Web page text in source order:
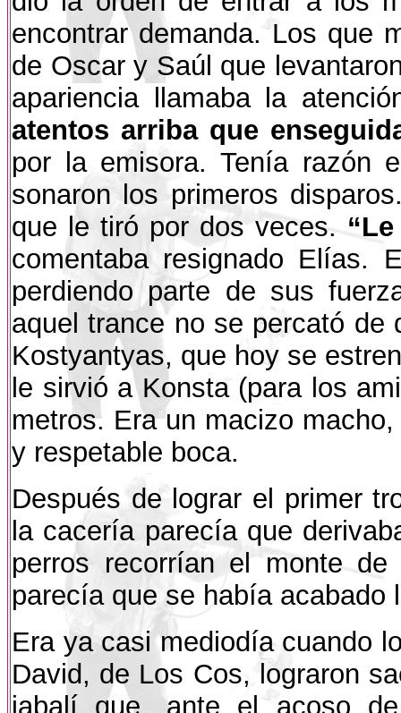
encontrar demanda. Los que
de Oscar y Saúl que
apariencia llamaba la
atentos arriba que
por la emisora. Tenía razón
sonaron los primeros
que le tiró por dos veces.
comentaba resignado Elías.
perdiendo parte de sus
aquel trance no se percató de
Kostyantyas, que hoy se
le sirvió a Konsta (para los
metros. Era un macizo
y respetable boca.
Después de lograr el primer
la cacería parecía que
perros recorrían el monte
parecía que se había acabado
Era ya casi mediodía cuando
David, de Los Cos, lograron
jabalí que, ante el acoso